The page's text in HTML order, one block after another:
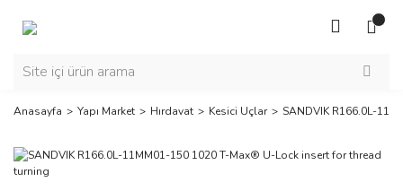
Anasayfa Yapı Market Hırdavat Kesici Uçlar SANDVIK R166.0L-